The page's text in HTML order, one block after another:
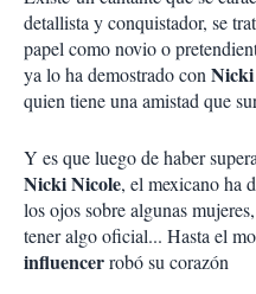
detallista y conquistador, se
papel como novio o
ya lo ha demostrado con
quien tiene una amistad que
Y es que luego de haber
Nicki Nicole, el mexicano ha
los ojos sobre algunas
tener algo oficial... Hasta el
influencerrobó su corazón